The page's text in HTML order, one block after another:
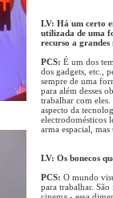
LV: Há um certo
utilizada de uma
recurso a grandes
PCS: É um dos
dos gadgets, etc.,
sempre de uma
para além desses
trabalhar com
aspecto da
electrodomésticos
arma espacial,
LV: Os bonecos
PCS: O mundo
para trabalhar.